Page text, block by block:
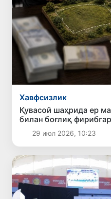
Хавфсизлик
Қувасой шаҳрида ер
билан боғлиқ
этилди29 июл 2026, 10:23